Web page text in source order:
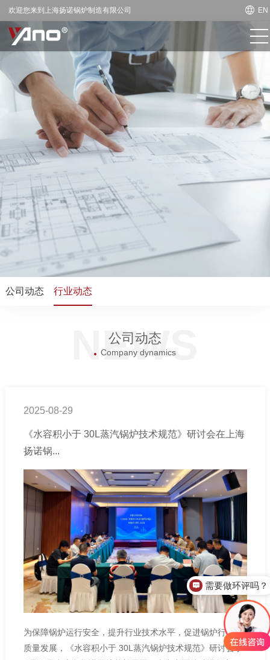
EN
欢迎您来到上海扬诺锅炉制造有限公司
公司动态 行业动态
NEWS
公司动态
Company dynamics
2025-08-29
《水容积小于 30L蒸汽锅炉技术规范》研讨会在上海
扬诺锅...
为保障锅炉运行安全，提升行业技术水平，促进锅炉行业高
质量发展，《水容积小于 30L蒸汽锅炉技术规范》研讨会于
需要做环评吗？